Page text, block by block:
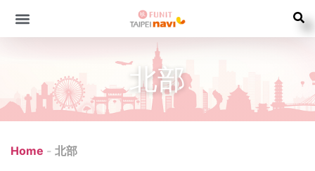
北部
Home - 北部